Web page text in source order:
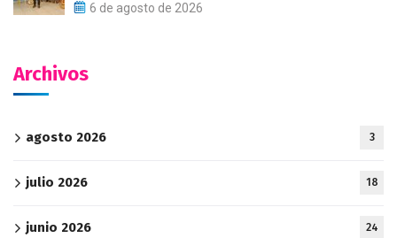
6 de agosto de 2026
Archivos
agosto 2026 3
julio 2026 18
junio 2026 24